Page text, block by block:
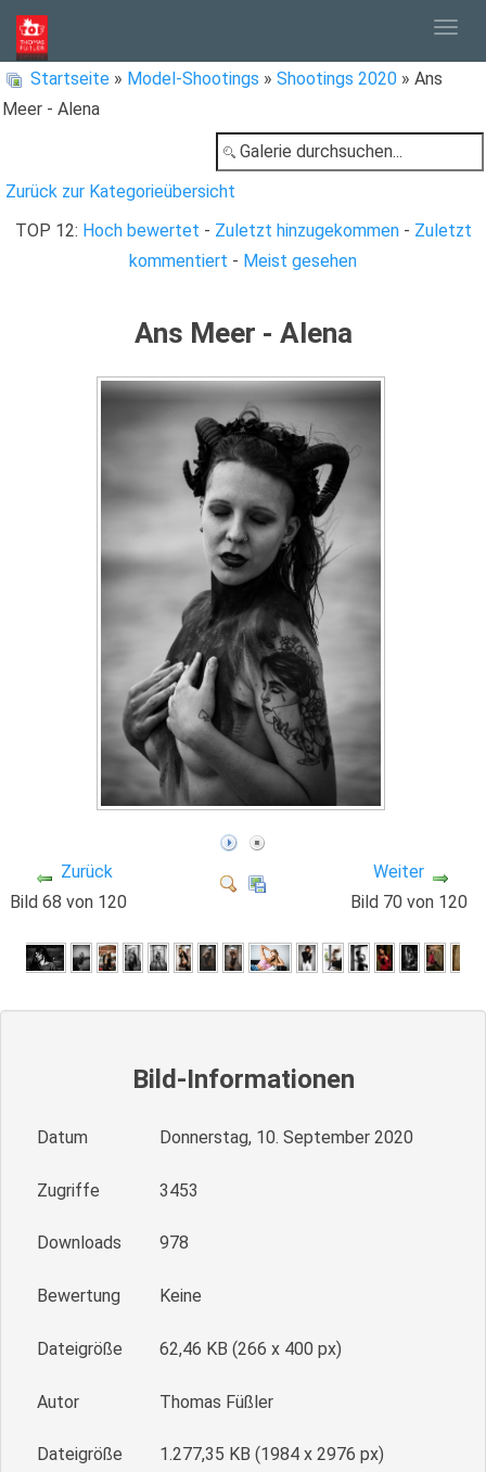
Startseite » Model-Shootings » Shootings 2020 » Ans
Meer - Alena
Zurück zur Kategorieübersicht
TOP 12: Hoch bewertet - Zuletzt hinzugekommen- Zuletzt
kommentiert - Meist gesehen
Ans Meer - Alena
Zurück
Bild 68 von 120
Weiter
Bild 70 von 120
Bild-Informationen
Datum Donnerstag, 10. September 2020
Zugriffe 3453
Downloads 978
Bewertung Keine
Dateigröße 62,46 KB (266 x 400 px)
Autor Thomas Füßler
Dateigröße
1.277,35 KB (1984 x 2976 px)